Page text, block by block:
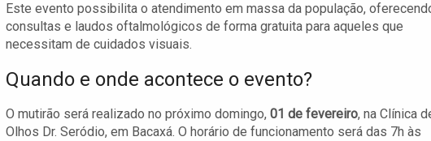
Este evento possibilita o atendimento em massa da população,
consultas e laudos oftalmológicos de forma gratuita para aqueles que
necessitam de cuidados visuais.
Quando e onde acontece o evento?
O mutirão será realizado no próximo domingo, 01 de fevereiro, na Clínica
Olhos Dr. Seródio, em Bacaxá. O horário de funcionamento será das 7h às